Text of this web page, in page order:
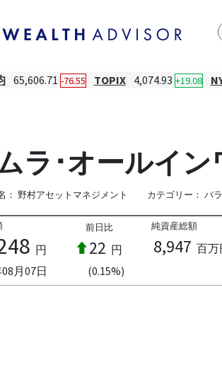
65,606.71 -76.55 TOPIX 4,074.93 +19.08
ラ･オールイ
： 野村アセットマネジメント カテゴリー： バ
円
月07日
前日比
22 円
(0.15%)
純資産総額
8,947 百万